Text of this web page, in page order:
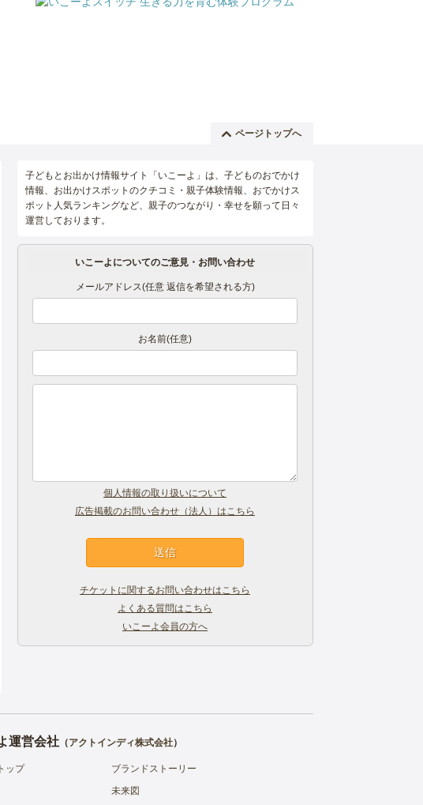
ページトップへ
子どもとお出かけ情報サイト「いこーよ」は、子どものおでかけ
情報、お出かけスポットのクチコミ・親子体験情報、おでかけス
ポット人気ランキングなど、親子のつながり・幸せを願って日々
運営しております。
いこーよについてのご意見・お問い合わせ
メールアドレス(任意 返信を希望される方)
お名前(任意)
個人情報の取り扱いについて
広告掲載のお問い合わせ（法人）はこちら
チケットに関するお問い合わせはこちら
よくある質問はこちら
いこーよ会員の方へ
運営会社（アクトインディ株式会社）
ップ
ブランドストーリー
未来図